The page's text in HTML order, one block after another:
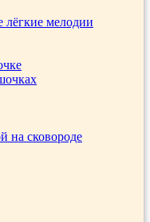
лёгкие мелодии
на сковороде